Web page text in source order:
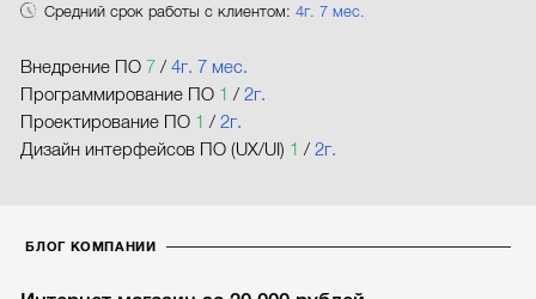
Средний срок работы с клиентом:4г. 7 мес.
Внедрение ПО 7 /4г. 7 мес.
Программирование ПО 1 /2г.
Проектирование ПО 1 /2г.
Дизайн интерфейсов ПО (UX/UI) 1 /2г.
БЛОГ КОМПАНИИ